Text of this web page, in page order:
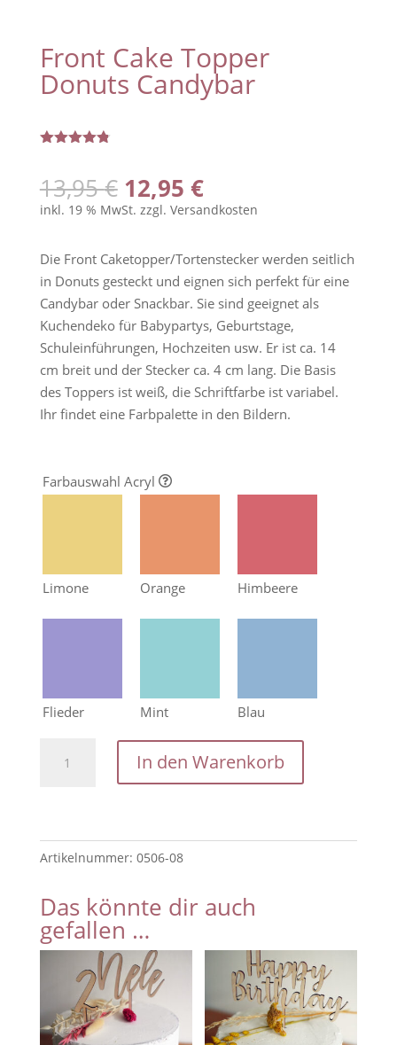
Front Cake Topper
Donuts Candybar
von 5,
basierend
auf
13,95€ Ursprünglicher
Preis
13,95 €
12,95 €Aktueller
Preis
12,95 €.
inkl. 19 % MwSt. zzgl. Versandkosten
Die Front Caketopper/Tortenstecker werden seitlich
in Donuts gesteckt und eignen sich perfekt für eine
Candybar oder Snackbar. Sie sind geeignet als
Kuchendeko für Babypartys, Geburtstage,
Schuleinführungen, Hochzeiten usw. Er ist ca. 14
cm breit und der Stecker ca. 4 cm lang. Die Basis
des Toppers ist weiß, die Schriftfarbe ist variabel.
Ihr findet eine Farbpalette in den Bildern.
Farbauswahl Acryl
Limone Orange Himbeere
Flieder Mint Blau
Cake
Candybar
Menge
In den Warenkorb
Artikelnummer: 0506-08
Das könnte dir auch
gefallen …